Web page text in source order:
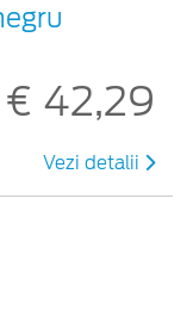
€ 42,29
Vezi detalii